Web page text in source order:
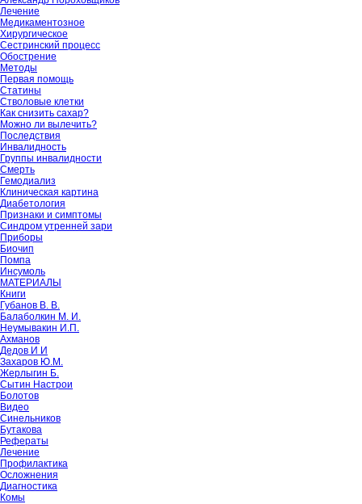
Лечение
Медикаментозное
Хирургическое
Сестринский процесс
Обострение
Методы
Первая помощь
Статины
Стволовые клетки
Как снизить сахар?
Можно ли вылечить?
Последствия
Инвалидность
Группы инвалидности
Смерть
Гемодиализ
Клиническая картина
Диабетология
Признаки и симптомы
Синдром утренней зари
Приборы
Биочип
Помпа
Инсумоль
МАТЕРИАЛЫ
Книги
Губанов В. В.
Балаболкин М. И.
Неумывакин И.П.
Ахманов
Дедов И И
Захаров Ю.М.
Жерлыгин Б.
Сытин Настрои
Болотов
Видео
Синельников
Бутакова
Рефераты
Лечение
Профилактика
Осложнения
Диагностика
Комы